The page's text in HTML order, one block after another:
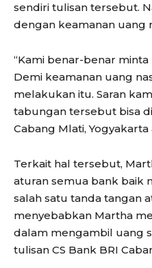
sendiri tulisan tersebut.
dengan keamanan uang
“Kami benar-benar
Demi keamanan uang
melakukan itu. Saran
tabungan tersebut bisa
Cabang Mlati,
Terkait hal tersebut,
aturan semua bank baik
salah satu tanda tangan
menyebabkan Martha
dalam mengambil uang
tulisan CS Bank BRI